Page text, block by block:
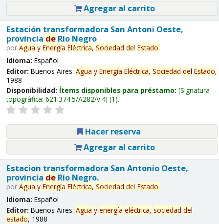
Agregar al carrito
Estación transformadora San Antoni Oeste,
provincia deRío Negro
por Agua y Energía Eléctrica, Sociedad del Estado.
Idioma: Español
Editor: Buenos Aires: Agua y Energía Eléctrica, Sociedad del Estado,
1988
Disponibilidad: Ítems disponibles para préstamo: Signatura
topográfica: 621.374.5/A282/v.4 (1).
Hacer reserva
Agregar al carrito
Estacion transformadora San Antonio Oeste,
provincia deRío Negro.
por Agua y Energía Eléctrica, Sociedad del Estado.
Idioma: Español
Editor: Buenos Aires: Agua y energía eléctrica, sociedad del
estado, 1988